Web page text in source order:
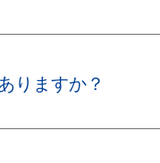
りますか？